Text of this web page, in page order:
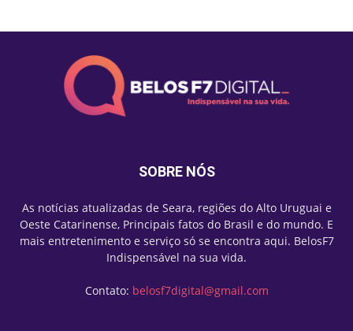
SOBRE NÓS
As notícias atualizadas de Seara, regiões do Alto Uruguai e
Oeste Catarinense, Principais fatos do Brasil e do mundo. E
mais entretenimento e serviço só se encontra aqui. BelosF7
Indispensável na sua vida.
Contato: belosf7digital@gmail.com